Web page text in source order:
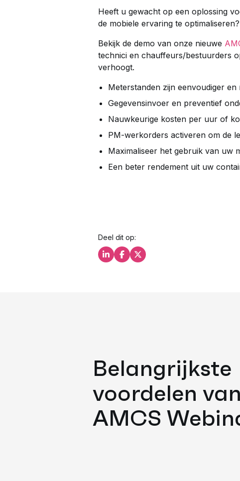
Heeft u gewacht op een oplossing
de mobiele ervaring te
Bekijk de demo van onze nieuwe
technici en chauffeurs/bestuurders
verhoogt.
Meterstanden zijn eenvoudiger
Gegevensinvoer en preventief
Nauwkeurige kosten per uur of
PM-werkorders activeren om de
Maximaliseer het gebruik van uw
Een beter rendement uit uw
Deel dit op:
Deel dit op LinkedIn
Deel dit op Facebook
Deel dit op X
Belangrijkste
voordelen van
AMCS